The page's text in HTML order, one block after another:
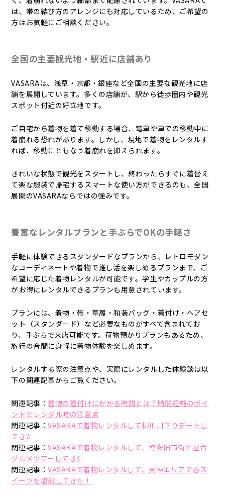
は、帯の結び方のアレンジにも対応しているため、ご希望の
方はお気軽にご相談ください。
全国の主要観光地・駅近に店舗あり
VASARAは、浅草・京都・銀座など全国の主要な観光地に店
舗を展開しています。多くの店舗が、駅から徒歩圏内や観光
スポット付近の好立地です。
ご自宅から着物を着て移動する場合、電車や車での移動中に
着崩れる恐れがあります。しかし、現地で着物をレンタルす
れば、移動にともなう着崩れを抑えられます。
きれいな状態で観光をスタートし、終わったらすぐに着替え
て楽な服装で帰宅するスマートな使い方ができるのも、全国
展開のVASARAならではの強みです。
豊富なレンタルプランと手ぶらでOKの手軽さ
手軽に体験できるスタンダードなプランから、レトロモダン
なコーディネートや着物で推し活を楽しめるプランまで、ご
希望に応じた着物レンタルが可能です。学生やカップルの方
がお得にレンタルできるプランも用意されています。
プランには、着物・帯・草履・和装バッグ・着付け・ヘアセ
ット（スタンダード）など必要なものがすべて含まれてお
り、手ぶらで来店可能です。荷物預かりプランもあるため、
旅行の合間に身軽に着物体験を楽しめます。
レンタルする際の注意点や、実際にレンタルした体験談は以
下の関連記事からご覧ください。
関連記事：着物の着付けにかかる時間とは？時間短縮のポイ
ントとレンタル時の注意点
関連記事：VASARAで着物レンタルして柳川川下りデートし
てきた
関連記事：VASARAで着物レンタルして、博多旧市街と屋台
グルメツアーしてきた
関連記事：VASARAで着物レンタルして、天神エリアで春ス
イーツを堪能してきた！